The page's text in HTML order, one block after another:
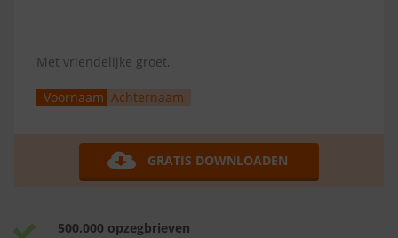
Met vriendelijke groet,
Voornaam Achternaam
GRATIS DOWNLOADEN
500.000 opzegbrieven